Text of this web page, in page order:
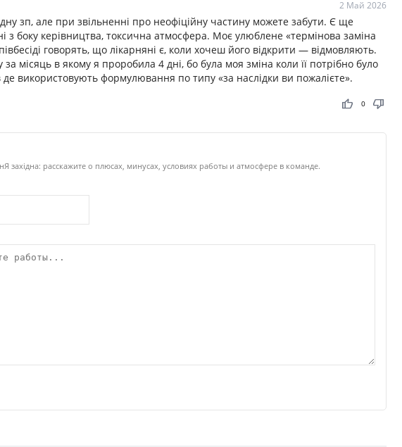
2 Май 2026
зп, але при звільненні про неофіційну частину можете забути. Є ще
з боку керівництва, токсична атмосфера. Моє улюблене «термінова заміна
говорять, що лікарняні є, коли хочеш його відкрити — відмовляють.
місяць в якому я проробила 4 дні, бо була моя зміна коли її потрібно було
використовують формулювання по типу «за наслідки ви пожалієте».
thumb_up thumb_down
0
західна: расскажите о плюсах, минусах, условиях работы и атмосфере в команде.